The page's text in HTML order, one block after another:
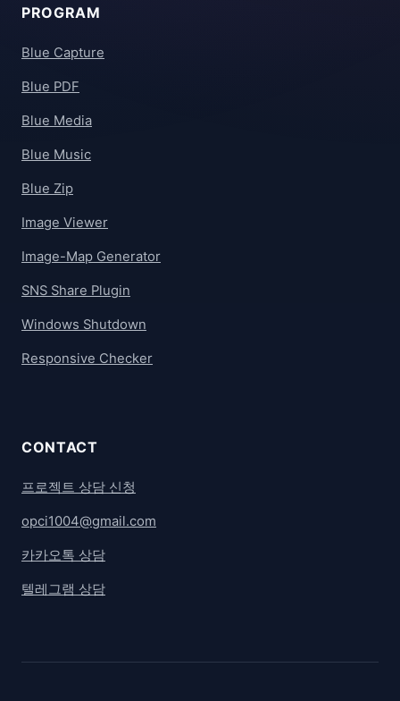
PROGRAM
Blue Capture
Blue PDF
Blue Media
Blue Music
Blue Zip
Image Viewer
Image-Map Generator
SNS Share Plugin
Windows Shutdown
Responsive Checker
CONTACT
프로젝트 상담 신청
opci1004@gmail.com
카카오톡 상담
텔레그램 상담